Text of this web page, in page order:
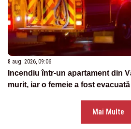
8 aug. 2026, 09:06
Incendiu într-un apartament din
murit, iar o femeie a fost
Mai Multe